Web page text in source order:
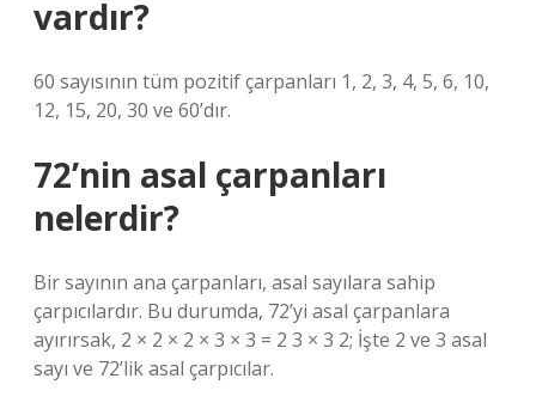
vardır?
60 sayısının tüm pozitif çarpanları 1, 2, 3, 4, 5, 6, 10,
12, 15, 20, 30 ve 60’dır.
72’nin asal çarpanları
nelerdir?
Bir sayının ana çarpanları, asal sayılara sahip
çarpıcılardır. Bu durumda, 72’yi asal çarpanlara
ayırırsak, 2 × 2 × 2 × 3 × 3 = 2 3 × 3 2; İşte 2 ve 3 asal
sayı ve 72’lik asal çarpıcılar.